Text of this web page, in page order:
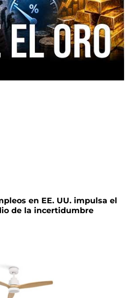
en EE. UU. impulsa el
de la incertidumbre